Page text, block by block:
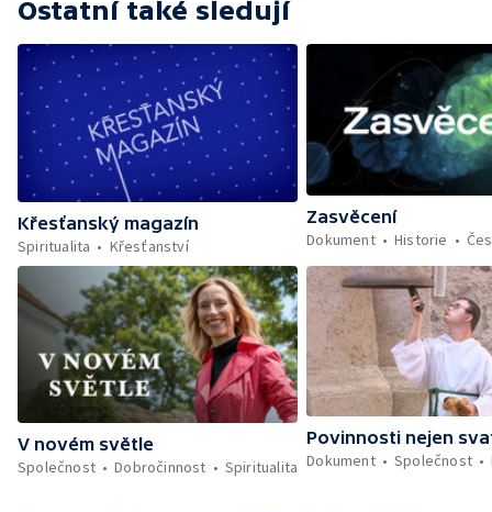
biblický příběh.
Ostatní také sledují
Křesťanský magazín
Spiritualita
Křesťanství
Zasvěcení
Dokument
Historie
V novém světle
Společnost
Dobročinnost Spiritualita
Povinnosti nejen
Dokument
Společnost